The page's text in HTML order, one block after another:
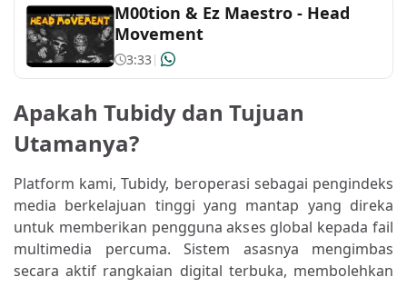
M00tion & Ez Maestro - Head
Movement
3:33 |
Apakah Tubidy dan Tujuan
Utamanya?
Platform kami, Tubidy, beroperasi sebagai pengindeks
media berkelajuan tinggi yang mantap yang direka
untuk memberikan pengguna akses global kepada fail
multimedia percuma. Sistem asasnya mengimbas
secara aktif rangkaian digital terbuka, membolehkan